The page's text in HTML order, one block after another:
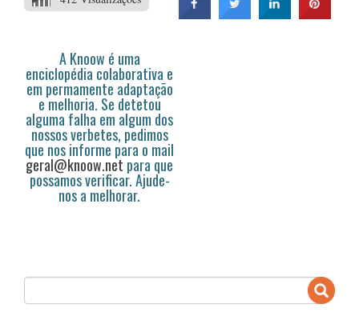
A Knoow é uma
enciclopédia colaborativa e
em permamente adaptação
e melhoria. Se detetou
alguma falha em algum dos
nossos verbetes, pedimos
que nos informe para o mail
geral@knoow.net para que
possamos verificar. Ajude-
nos a melhorar.